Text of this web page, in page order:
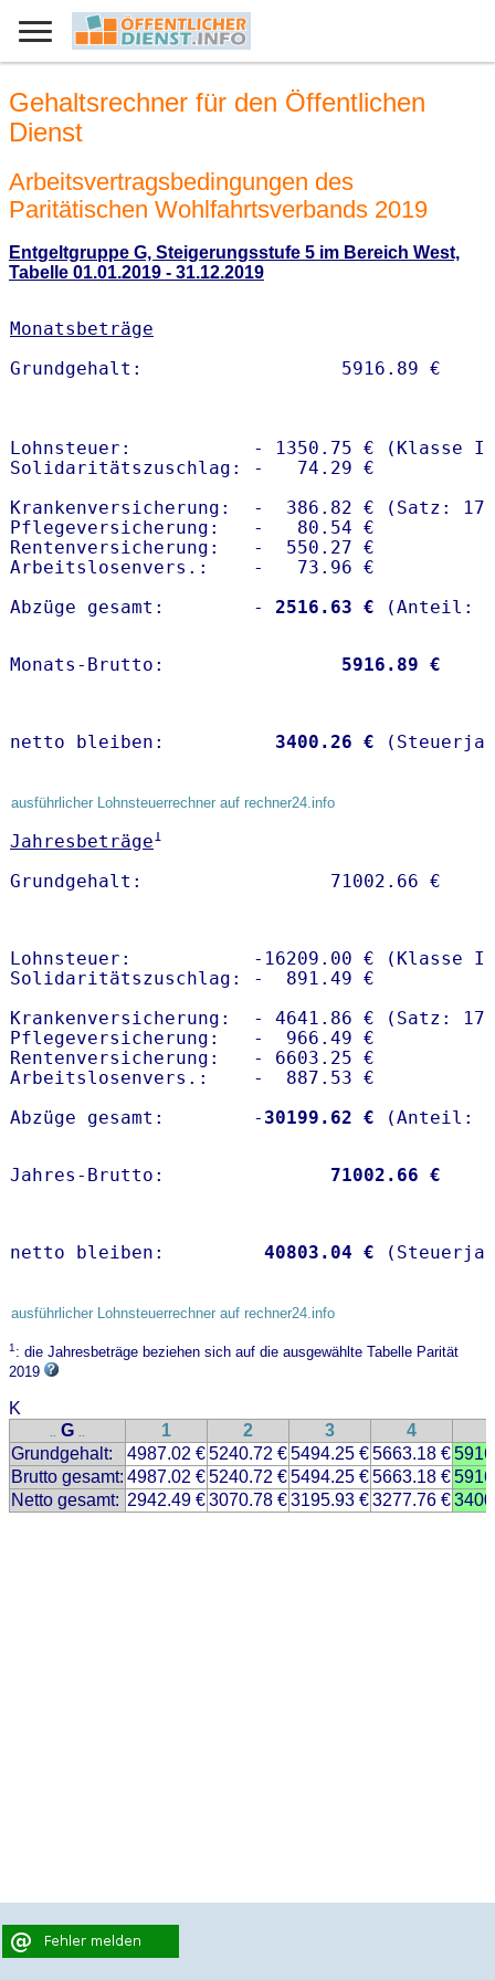
Gehaltsrechner für den Öffentlichen
Dienst
Arbeitsvertragsbedingungen des
Paritätischen Wohlfahrtsverbands 2019
Entgeltgruppe G, Steigerungsstufe 5 im Bereich West,
Tabelle 01.01.2019 - 31.12.2019
Monatsbeträge
Lohnsteuer:           - 1350.75 € (Klasse I)
Solidaritätszuschlag: -   74.29 €
Krankenversicherung:  -  386.82 € (Satz:
Pflegeversicherung:   -   80.54 €
Rentenversicherung:   -  550.27 €
Arbeitslosenvers.:    -   73.96 €
Abzüge gesamt:        -
2516.63 €
Monats-Brutto: 5916.89 €
netto bleiben: 3400.26 €
ausführlicher Lohnsteuerrechner auf rechner24.info
Jahresbeträge1
Lohnsteuer:           -16209.00 € (Klasse I)
Solidaritätszuschlag: -  891.49 €
Krankenversicherung:  - 4641.86 € (Satz:
Pflegeversicherung:   -  966.49 €
Rentenversicherung:   - 6603.25 €
Arbeitslosenvers.:    -  887.53 €
Abzüge gesamt:        - 30199.62 €
Jahres-Brutto: 71002.66 €
netto bleiben: 40803.04 €
ausführlicher Lohnsteuerrechner auf rechner24.info
1: die Jahresbeträge beziehen sich auf die ausgewählte Tabelle Parität
2019
K
.. G .. 1 2 3 4
Grundgehalt:
4987.02 €5240.72 €5494.25 €5663.18 €
Brutto gesamt: 4987.02 €5240.72 €5494.25 €5663.18 €
Netto gesamt: 2942.49 €3070.78 €3195.93 €3277.76 €